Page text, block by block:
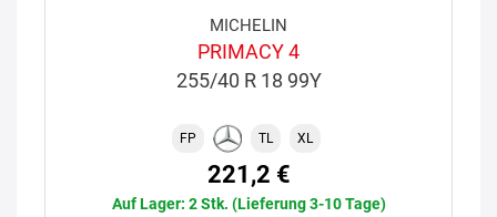
MICHELIN
PRIMACY 4
255/40 R 18 99Y
FP TL XL
221,2 €
Auf Lager: 2 Stk. (Lieferung 3-10 Tage)